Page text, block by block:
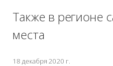
Также в регионе
места
18 декабря 2020 г.